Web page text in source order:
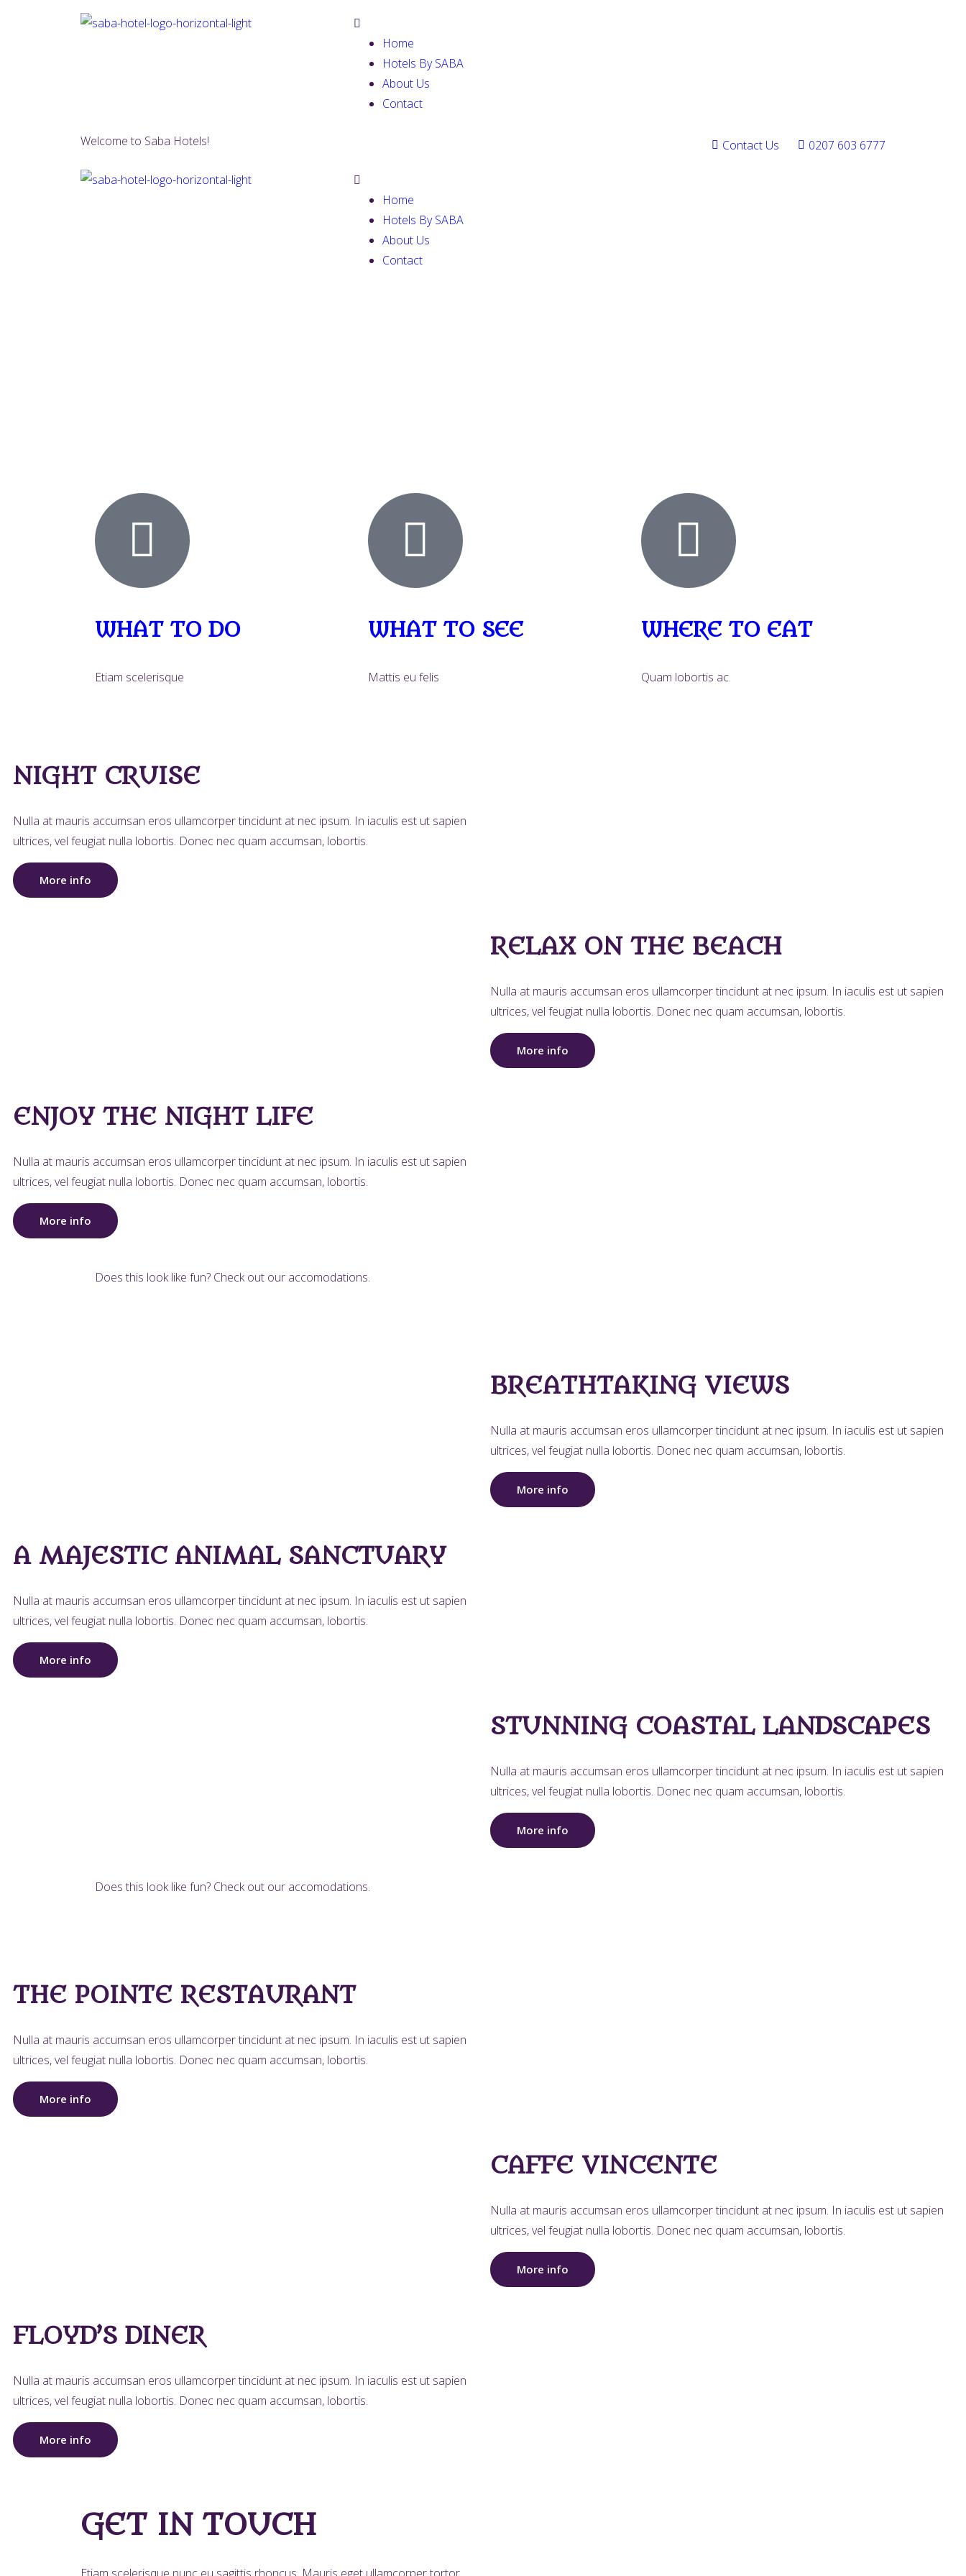
Home
Hotels By SABA
About Us
Contact
Welcome to Saba Hotels! Contact Us 0207 603 6777
Home
Hotels By SABA
About Us
Contact
WHAT TO DO
Etiam scelerisque
WHAT TO SEE
Mattis eu felis
WHERE TO EAT
Quam lobortis ac.
NIGHT CRUISE
Nulla at mauris accumsan eros ullamcorper tincidunt at nec ipsum. In iaculis est ut sapien
ultrices, vel feugiat nulla lobortis. Donec nec quam accumsan, lobortis.
More info
RELAX ON THE BEACH
Nulla at mauris accumsan eros ullamcorper tincidunt at nec ipsum. In iaculis est ut sapien
ultrices, vel feugiat nulla lobortis. Donec nec quam accumsan, lobortis.
More info
ENJOY THE NIGHT LIFE
Nulla at mauris accumsan eros ullamcorper tincidunt at nec ipsum. In iaculis est ut sapien
ultrices, vel feugiat nulla lobortis. Donec nec quam accumsan, lobortis.
More info
Does this look like fun? Check out our accomodations.
BREATHTAKING VIEWS
Nulla at mauris accumsan eros ullamcorper tincidunt at nec ipsum. In iaculis est ut sapien
ultrices, vel feugiat nulla lobortis. Donec nec quam accumsan, lobortis.
More info
A MAJESTIC ANIMAL SANCTUARY
Nulla at mauris accumsan eros ullamcorper tincidunt at nec ipsum. In iaculis est ut sapien
ultrices, vel feugiat nulla lobortis. Donec nec quam accumsan, lobortis.
More info
STUNNING COASTAL LANDSCAPES
Nulla at mauris accumsan eros ullamcorper tincidunt at nec ipsum. In iaculis est ut sapien
ultrices, vel feugiat nulla lobortis. Donec nec quam accumsan, lobortis.
More info
Does this look like fun? Check out our accomodations.
THE POINTE RESTAURANT
Nulla at mauris accumsan eros ullamcorper tincidunt at nec ipsum. In iaculis est ut sapien
ultrices, vel feugiat nulla lobortis. Donec nec quam accumsan, lobortis.
More info
CAFFE VINCENTE
Nulla at mauris accumsan eros ullamcorper tincidunt at nec ipsum. In iaculis est ut sapien
ultrices, vel feugiat nulla lobortis. Donec nec quam accumsan, lobortis.
More info
FLOYD’S DINER
Nulla at mauris accumsan eros ullamcorper tincidunt at nec ipsum. In iaculis est ut sapien
ultrices, vel feugiat nulla lobortis. Donec nec quam accumsan, lobortis.
More info
GET IN TOUCH